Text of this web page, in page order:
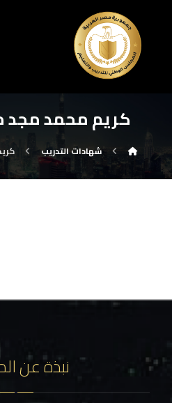
كريم محمد مجد
شهادات التدريب
نبذة عن